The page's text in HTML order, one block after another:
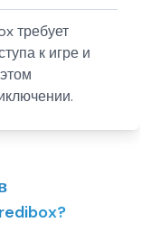
требует
к игре и